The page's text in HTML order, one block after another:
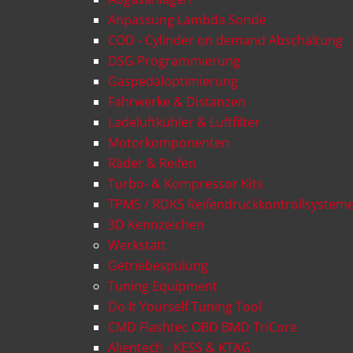
Anpassung Lambda Sonde
COD - Cylinder on demand Abschaltung
DSG Programmierung
Gaspedaloptimierung
Fahrwerke & Distanzen
Ladeluftkühler & Luftfilter
Motorkomponenten
Räder & Reifen
Turbo- & Kompressor Kits
TPMS / RDKS
3D Kennzeichen
Werkstatt
Getriebespülung
Tuning Equipment
Do It Yourself Tuning Tool
CMD Flashtec OBD BMD TriCore
Alientech - KESS & KTAG